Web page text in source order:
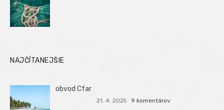
NAJČÍTANEJŠIE
obvod Cfar
21. 4. 2025 9 komentárov